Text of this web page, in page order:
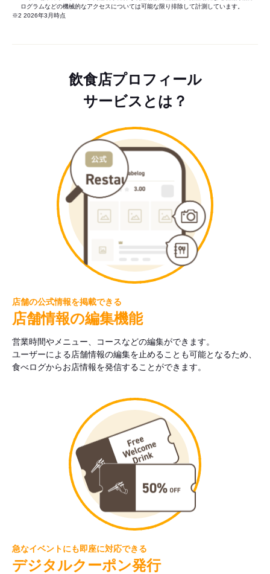
ログラムなどの機械的なアクセスについては可能な限り排除して計測しています。
※2 2026年3月時点
飲食店プロフィール
サービスとは？
店舗の公式情報を掲載できる
店舗情報の編集機能
営業時間やメニュー、コースなどの編集ができます。
ユーザーによる店舗情報の編集を止めることも可能となるため、
食べログからお店情報を発信することができます。
急なイベントにも即座に対応できる
デジタルクーポン発行